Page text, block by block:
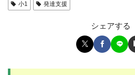
小1 発達支援
シェアする